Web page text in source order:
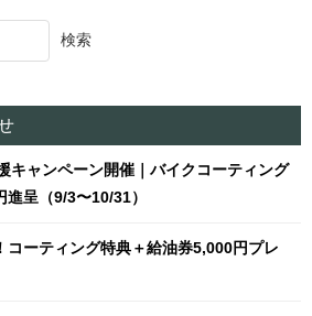
検索
キャンペーン開催｜バイクコーティング
呈（9/3〜10/31）
コーティング特典＋給油券5,000円プレ